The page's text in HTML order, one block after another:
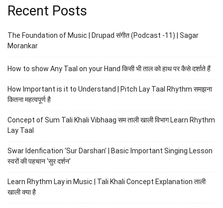
Recent Posts
The Foundation of Music | Drupad संगीत (Podcast -11) | Sagar
Morankar
How to show Any Taal on your Hand किसी भी ताल को हाथ पर कैसे दर्शाते हैं
How Important is it to Understand | Pitch Lay Taal Rhythm समझना
कितना महत्वपूर्ण है
Concept of Sum Tali Khali Vibhaag सम ताली खाली विभाग Learn Rhythm
Lay Taal
Swar Idenfication ‘Sur Darshan’ | Basic Important Singing Lesson
स्वरों की पहचान ‘सुर दर्शन’
Learn Rhythm Lay in Music | Tali Khali Concept Explanation ताली
खाली क्या है